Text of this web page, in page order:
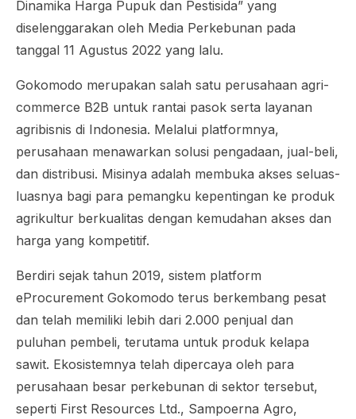
Dinamika Harga Pupuk dan Pestisida” yang
diselenggarakan oleh Media Perkebunan pada
tanggal 11 Agustus 2022 yang lalu.
Gokomodo merupakan salah satu perusahaan agri-
commerce B2B untuk rantai pasok serta layanan
agribisnis di Indonesia. Melalui platformnya,
perusahaan menawarkan solusi pengadaan, jual-beli,
dan distribusi. Misinya adalah membuka akses seluas-
luasnya bagi para pemangku kepentingan ke produk
agrikultur berkualitas dengan kemudahan akses dan
harga yang kompetitif.
Berdiri sejak tahun 2019, sistem platform
eProcurement Gokomodo terus berkembang pesat
dan telah memiliki lebih dari 2.000 penjual dan
puluhan pembeli, terutama untuk produk kelapa
sawit. Ekosistemnya telah dipercaya oleh para
perusahaan besar perkebunan di sektor tersebut,
seperti First Resources Ltd., Sampoerna Agro,